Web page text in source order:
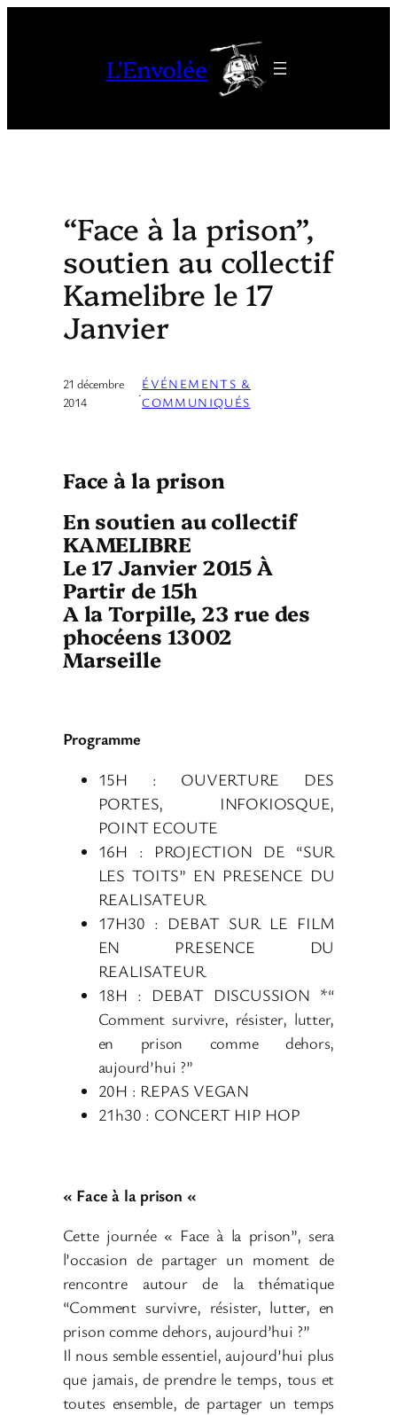
L'Envolée
“Face à la prison”,
soutien au collectif
Kamelibre le 17
Janvier
21 décembre
2014
·
ÉVÉNEMENTS &
COMMUNIQUÉS
Face à la prison
En soutien au collectif
KAMELIBRE
Le 17 Janvier 2015 À
Partir de 15h
A la Torpille, 23 rue des
phocéens 13002
Marseille
Programme
15H : OUVERTURE DES
PORTES, INFOKIOSQUE,
POINT ECOUTE
16H : PROJECTION DE “SUR
LES TOITS” EN PRESENCE DU
REALISATEUR
17H30 : DEBAT SUR LE FILM
EN PRESENCE DU
REALISATEUR
18H : DEBAT DISCUSSION *“
Comment survivre, résister, lutter,
en prison comme dehors,
aujourd’hui ?”
20H : REPAS VEGAN
21h30 : CONCERT HIP HOP
« Face à la prison «
Cette journée « Face à la prison”, sera
l’occasion de partager un moment de
rencontre autour de la thématique
“Comment survivre, résister, lutter, en
prison comme dehors, aujourd’hui ?”
Il nous semble essentiel, aujourd’hui plus
que jamais, de prendre le temps, tous et
toutes ensemble, de partager un temps